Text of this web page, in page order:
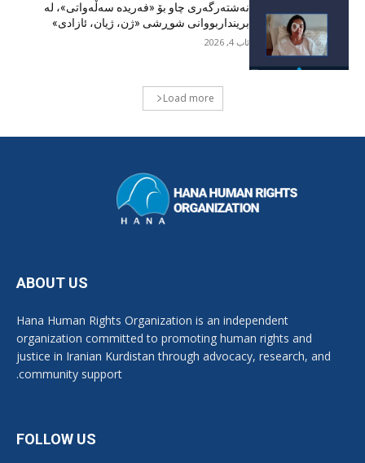
نەشتەرگەری چاو بۆ «فەریدە سەڵەواتی»، لە
برینداربووانی شوڕشی «ژن، ژیان، ئازادی»
ئاب 4, 2026
Load more
ABOUT US
Hana Human Rights Organization is an independent
organization committed to promoting human rights and
justice in Iranian Kurdistan through advocacy, research, and
community support.
FOLLOW US